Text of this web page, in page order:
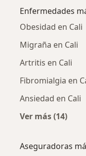
Enfermedades
Obesidad en Cali
Migraña en Cali
Artritis en Cali
Fibromialgia en
Ansiedad en Cali
Ver más (14)
Aseguradoras